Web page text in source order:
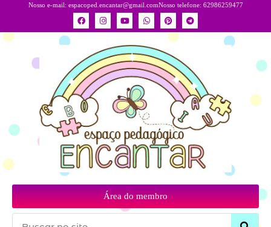
Nosso e-mail: espacoped.encantar@gmail.comNosso telefone: 62986259477
Área do membro